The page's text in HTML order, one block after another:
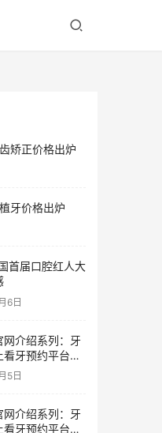
矫正价格出炉
牙价格出炉
首届口腔红人大
6日
网介绍系列：牙
看牙预约平台是
靠谱吗？
5日
网介绍系列：牙
看牙预约平台让